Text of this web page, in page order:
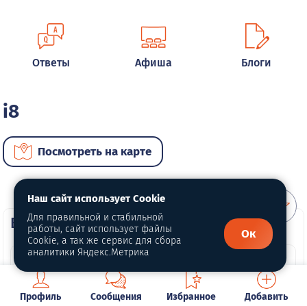
Ответы Афиша Блоги
i8
Посмотреть на карте
ВИП автомобили
Профиль Сообщения Избранное Добавить
Наш сайт использует Cookie
Для правильной и стабильной
работы, сайт использует файлы
Cookie, а так же сервис для сбора
аналитики Яндекс.Метрика
Ок